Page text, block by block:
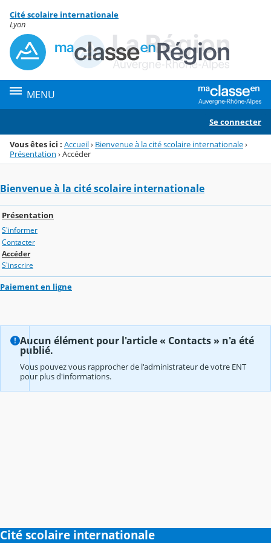
Menu de la rubrique
Contenu
Cité scolaire internationale
Lyon
MENU
Se connecter
Vous êtes ici : Accueil› Bienvenue à la cité scolaire internationale›
Présentation ›Accéder
Bienvenue à la cité scolaire internationale
Présentation
S'informer
Contacter
Accéder
S'inscrire
Paiement en ligne
Aucun élément pour l'article « Contacts » n'a été
publié.
Vous pouvez vous rapprocher de l'administrateur de votre ENT
pour plus d'informations.
Cité scolaire internationale